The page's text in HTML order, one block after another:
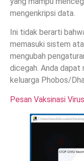
mengenkripsi data.
Ini tidak berarti
memasuki sistem
mengubah
dicegah. Anda dapat
keluarga Phobos/
Pesan Vaksinasi